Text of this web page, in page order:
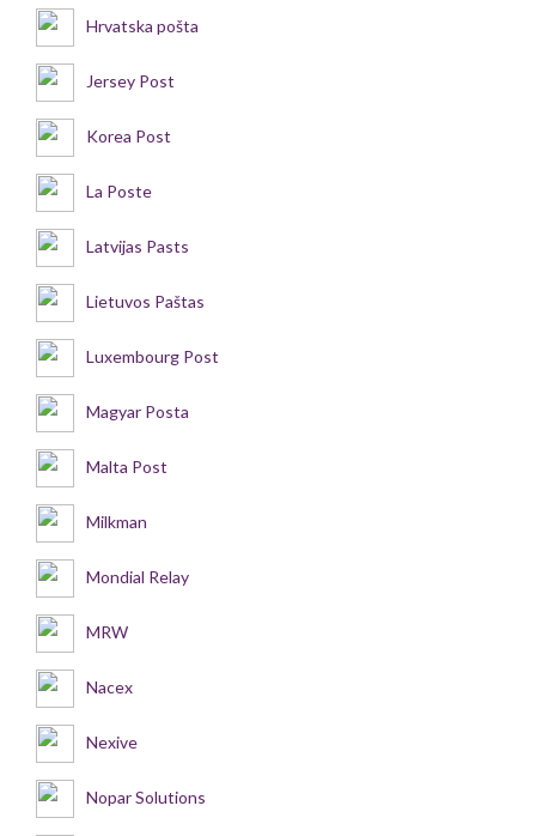
Hrvatska pošta
Jersey Post
Korea Post
La Poste
Latvijas Pasts
Lietuvos Paštas
Luxembourg Post
Magyar Posta
Malta Post
Milkman
Mondial Relay
MRW
Nacex
Nexive
Nopar Solutions